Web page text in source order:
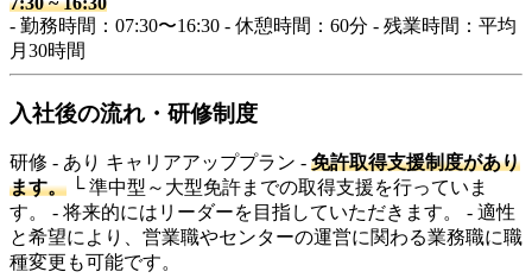
- 勤務時間：07:30〜16:30 - 休憩時間：60分 - 残業時間：平均
月30時間
入社後の流れ・研修制度
研修 - あり キャリアアッププラン - 免許取得支援制度があり
ます。 └ 準中型～大型免許までの取得支援を行っていま
す。 - 将来的にはリーダーを目指していただきます。 - 適性
と希望により、営業職やセンターの運営に関わる業務職に職
種変更も可能です。